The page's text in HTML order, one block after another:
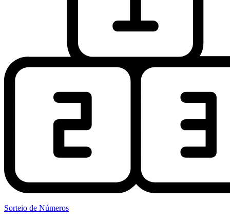
Sorteio de Números